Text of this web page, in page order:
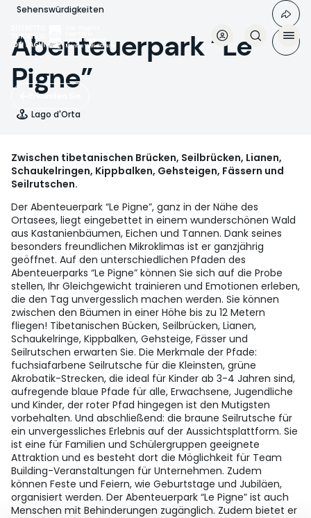
Direkt
Inhalt
Erkunden Sie
Sehenswürdigkeiten
Abenteuerpark “Le
Pigne”
Lago d'Orta
Zwischen tibetanischen Brücken, Seilbrücken, Lianen,
Schaukelringen, Kippbalken, Gehsteigen, Fässern und
Seilrutschen.
Der Abenteuerpark “Le Pigne”, ganz in der Nähe des
Ortasees, liegt eingebettet in einem wunderschönen Wald
aus Kastanienbäumen, Eichen und Tannen. Dank seines
besonders freundlichen Mikroklimas ist er ganzjährig
geöffnet. Auf den unterschiedlichen Pfaden des
Abenteuerparks “Le Pigne” können Sie sich auf die Probe
stellen, Ihr Gleichgewicht trainieren und Emotionen erleben,
die den Tag unvergesslich machen werden. Sie können
zwischen den Bäumen in einer Höhe bis zu 12 Metern
fliegen! Tibetanischen Bücken, Seilbrücken, Lianen,
Schaukelringe, Kippbalken, Gehsteige, Fässer und
Seilrutschen erwarten Sie. Die Merkmale der Pfade:
fuchsiafarbene Seilrutsche für die Kleinsten, grüne
Akrobatik-Strecken, die ideal für Kinder ab 3-4 Jahren sind,
aufregende blaue Pfade für alle, Erwachsene, Jugendliche
und Kinder, der roter Pfad hingegen ist den Mutigsten
vorbehalten. Und abschließend: die braune Seilrutsche für
ein unvergessliches Erlebnis auf der Aussichtsplattform. Sie
ist eine für Familien und Schülergruppen geeignete
Attraktion und es besteht dort die Möglichkeit für Team
Building-Veranstaltungen für Unternehmen. Zudem
können Feste und Feiern, wie Geburtstage und Jubiläen,
organisiert werden. Der Abenteuerpark “Le Pigne” ist auch
Menschen mit Behinderungen zugänglich. Zudem bietet er